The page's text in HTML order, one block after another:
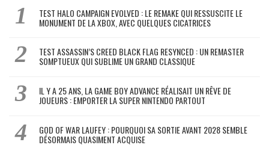
TEST HALO CAMPAIGN EVOLVED : LE REMAKE QUI RESSUSCITE LE
MONUMENT DE LA XBOX, AVEC QUELQUES CICATRICES
TEST ASSASSIN’S CREED BLACK FLAG RESYNCED : UN REMASTER
SOMPTUEUX QUI SUBLIME UN GRAND CLASSIQUE
IL Y A 25 ANS, LA GAME BOY ADVANCE RÉALISAIT UN RÊVE DE
JOUEURS : EMPORTER LA SUPER NINTENDO PARTOUT
GOD OF WAR LAUFEY : POURQUOI SA SORTIE AVANT 2028 SEMBLE
DÉSORMAIS QUASIMENT ACQUISE